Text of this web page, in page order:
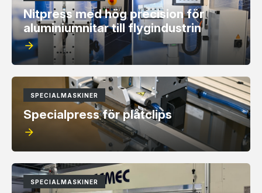
Nitpress med hög precision för
aluminiumnitar till flygindustrin
arrow_forward
SPECIALMASKINER
Specialpress för plåtclips
arrow_forward
SPECIALMASKINER